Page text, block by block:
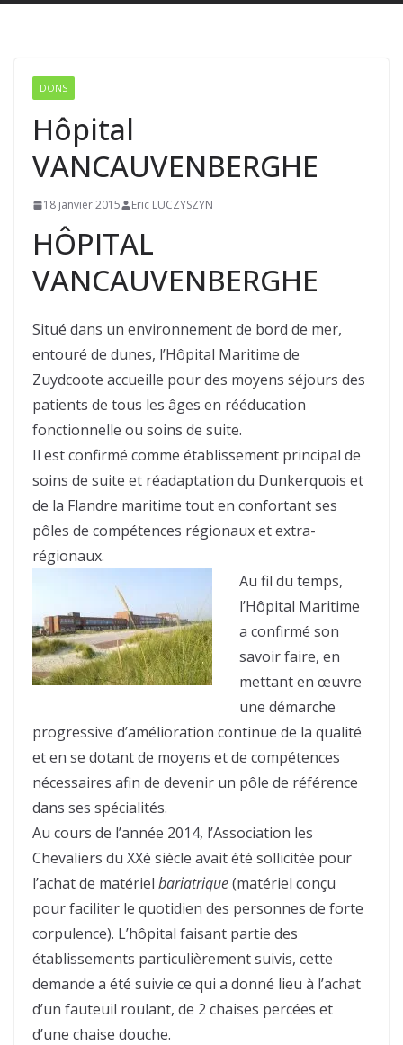
DONS
Hôpital
VANCAUVENBERGHE
18 janvier 2015 Eric LUCZYSZYN
HÔPITAL
VANCAUVENBERGHE
Situé dans un environnement de bord de mer,
entouré de dunes, l’Hôpital Maritime de
Zuydcoote accueille pour des moyens séjours des
patients de tous les âges en rééducation
fonctionnelle ou soins de suite.
Il est confirmé comme établissement principal de
soins de suite et réadaptation du Dunkerquois et
de la Flandre maritime tout en confortant ses
pôles de compétences régionaux et extra-
régionaux.
Au fil du temps,
l’Hôpital Maritime
a confirmé son
savoir faire, en
mettant en œuvre
une démarche
progressive d’amélioration continue de la qualité
et en se dotant de moyens et de compétences
nécessaires afin de devenir un pôle de référence
dans ses spécialités.
Au cours de l’année 2014, l’Association les
Chevaliers du XXè siècle avait été sollicitée pour
l’achat de matériel bariatrique(matériel conçu
pour faciliter le quotidien des personnes de forte
corpulence). L’hôpital faisant partie des
établissements particulièrement suivis, cette
demande a été suivie ce qui a donné lieu à l’achat
d’un fauteuil roulant, de 2 chaises percées et
d’une chaise douche.